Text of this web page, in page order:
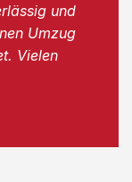
und
Umzug
Vielen